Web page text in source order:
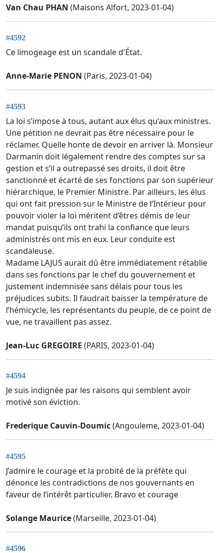
Van Chau PHAN (Maisons Alfort, 2023-01-04)
#4592
Ce limogeage est un scandale d'État.
Anne-Marie PENON (Paris, 2023-01-04)
#4593
La loi s’impose à tous, autant aux élus qu’aux ministres.
Une pétition ne devrait pas être nécessaire pour le
réclamer. Quelle honte de devoir en arriver là. Monsieur
Darmanin doit légalement rendre des comptes sur sa
gestion et s’il a outrepassé ses droits, il doit être
sanctionné et écarté de ses fonctions par son supérieur
hiérarchique, le Premier Ministre. Par ailleurs, les élus
qui ont fait pression sur le Ministre de l’Intérieur pour
pouvoir violer la loi méritent d’êtres démis de leur
mandat puisqu’ils ont trahi la confiance que leurs
administrés ont mis en eux. Leur conduite est
scandaleuse.
Madame LAJUS aurait dû être immédiatement rétablie
dans ses fonctions par le chef du gouvernement et
justement indemnisée sans délais pour tous les
préjudices subits. Il faudrait baisser la température de
l’hémicycle, les représentants du peuple, de ce point de
vue, ne travaillent pas assez.
Jean-Luc GREGOIRE (PARIS, 2023-01-04)
#4594
Je suis indignée par les raisons qui semblent avoir
motivé son éviction.
Frederique Cauvin-Doumic(Angouleme, 2023-01-04)
#4595
J’admire le courage et la probité de la préfète qui
dénonce les contradictions de nos gouvernants en
faveur de l’intérêt particulier. Bravo et courage
Solange Maurice(Marseille, 2023-01-04)
#4596